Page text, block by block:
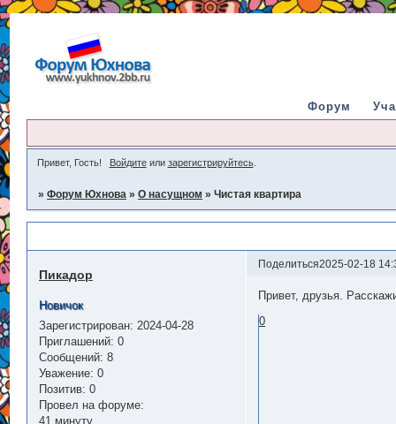
Форум
Привет, Гость! Войдитеили зарегистрируйтесь.
»Форум Юхнова »О насущном »Чистая квартира
Поделиться2025-02-18
Пикадор
Новичок
Зарегистрирован: 2024-04-28
Приглашений: 0
Сообщений: 8
Уважение: 0
Позитив: 0
Провел на форуме:
41 минуту
Привет, друзья.
0